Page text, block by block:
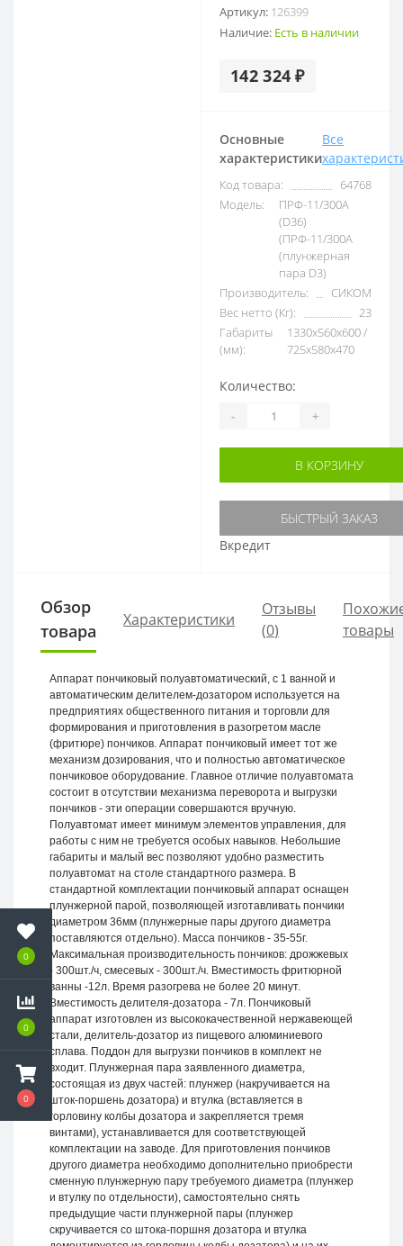
0
0
0
Артикул: 126399
Наличие: Есть в наличии
142 324 ₽
Основные
характеристики
Все
Код товара:
64768
Модель:
ПРФ-11/300А
(D36)
(ПРФ-11/300А
(плунжерная
пара D3)
Производитель:
СИКОМ
Вес нетто (Кг):
23
Габариты
(мм):
1330x560x600 /
725x580x470
Количество:
- +
В КОРЗИНУ
БЫСТРЫЙ ЗАКАЗ
Вкредит
Обзор
товара
Характеристики
Отзывы
(0)
товары
Аппарат пончиковый полуавтоматический, с 1 ванной и
автоматическим делителем-дозатором используется на
предприятиях общественного питания и торговли для
формирования и приготовления в разогретом масле
(фритюре) пончиков. Аппарат пончиковый имеет тот же
механизм дозирования, что и полностью автоматическое
пончиковое оборудование. Главное отличие полуавтомата
состоит в отсутствии механизма переворота и выгрузки
пончиков - эти операции совершаются вручную.
Полуавтомат имеет минимум элементов управления, для
работы с ним не требуется особых навыков. Небольшие
габариты и малый вес позволяют удобно разместить
полуавтомат на столе стандартного размера. В
стандартной комплектации пончиковый аппарат оснащен
плунжерной парой, позволяющей изготавливать пончики
диаметром 36мм (плунжерные пары другого диаметра
поставляются отдельно). Масса пончиков - 35-55г.
Максимальная производительность пончиков: дрожжевых
- 300шт./ч, смесевых - 300шт./ч. Вместимость фритюрной
ванны -12л. Время разогрева не более 20 минут.
Вместимость делителя-дозатора - 7л. Пончиковый
аппарат изготовлен из высококачественной нержавеющей
стали, делитель-дозатор из пищевого алюминиевого
сплава. Поддон для выгрузки пончиков в комплект не
входит. Плунжерная пара заявленного диаметра,
состоящая из двух частей: плунжер (накручивается на
шток-поршень дозатора) и втулка (вставляется в
горловину колбы дозатора и закрепляется тремя
винтами), устанавливается для соответствующей
комплектации на заводе. Для приготовления пончиков
другого диаметра необходимо дополнительно приобрести
сменную плунжерную пару требуемого диаметра (плунжер
и втулку по отдельности), самостоятельно снять
предыдущие части плунжерной пары (плунжер
скручивается со штока-поршня дозатора и втулка